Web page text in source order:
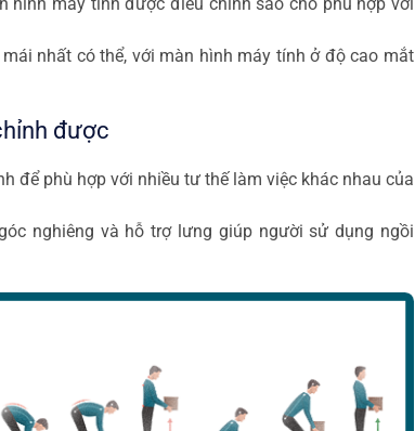
nhất có thể, với màn hình máy tính ở độ cao mắt
được
để phù hợp với nhiều tư thế làm việc khác nhau của
nghiêng và hỗ trợ lưng giúp người sử dụng ngồi